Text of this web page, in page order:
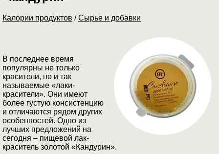
Калории продуктов /Сырье и добавки
В последнее время
популярны не только
красители, но и так
называемые «лаки-
красители». Они имеют
более густую консистенцию
и отличаются рядом других
особенностей. Одно из
лучших предложений на
сегодня – пищевой лак-
краситель золотой «Кандурин».